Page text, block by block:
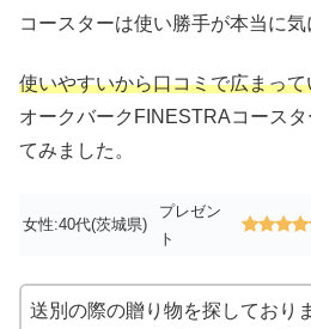
コースターは使い勝手が本当に気
使いやすいから口コミで広まって
オークバークFINESTRAコース
てみました。
女性:40代(茨城県)
プレゼン
ト
送別の際の贈り物を探しており